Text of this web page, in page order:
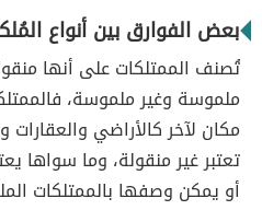
بعض الفوارق بين أنواع
تُصنف الممتلكات على أنها
ملموسة وغير ملموسة،
مكان لآخر كالأراضي
تعتبر غير منقولة، وما سواها
أو يمكن وصفها بالممتلكات